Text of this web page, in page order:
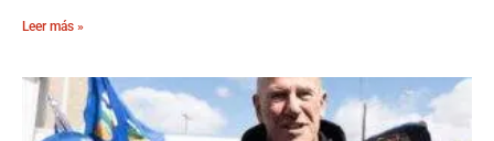
Leer más »